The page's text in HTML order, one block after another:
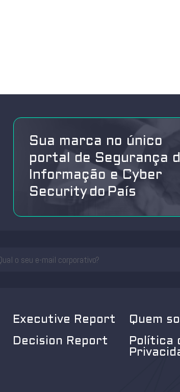
Sua marca no único
portal de Segurança
Informação e Cyber
Security do País
Executive Report
Decision Report
Quem
Política